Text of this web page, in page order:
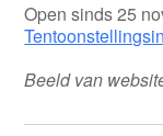
Open sinds 25
Beeld van